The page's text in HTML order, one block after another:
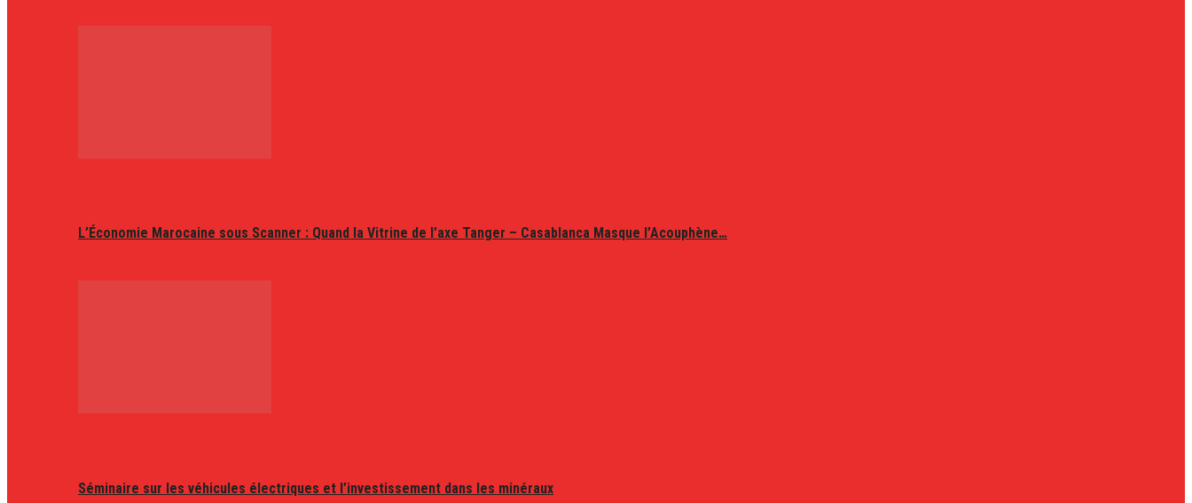
L’Économie Marocaine sous Scanner : Quand la Vitrine de l’axe Tanger – Casablanca Masque l’Acouphène…
Séminaire sur les véhicules électriques et l’investissement dans les minéraux